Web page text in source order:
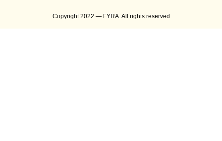
Copyright 2022 — FYRA. All rights reserved